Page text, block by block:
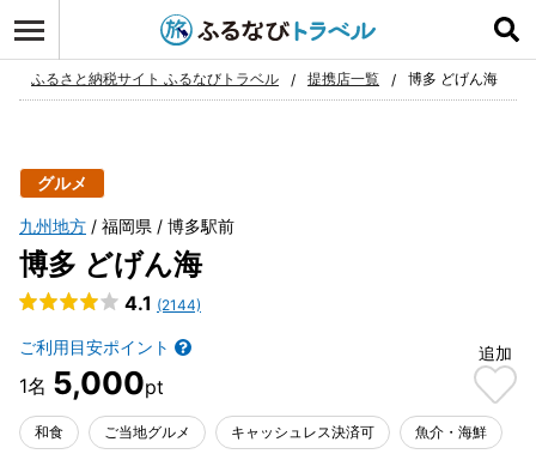
お気に入り
ふるさと納税サイト ふるなびトラベル 提携店一覧 博多 どげん海
グルメ
九州地方 福岡県 博多駅前
博多 どげん海
4.1 (2144)
ご利用目安ポイント
5,000
追加
和食 ご当地グルメ キャッシュレス決済可 魚介・海鮮